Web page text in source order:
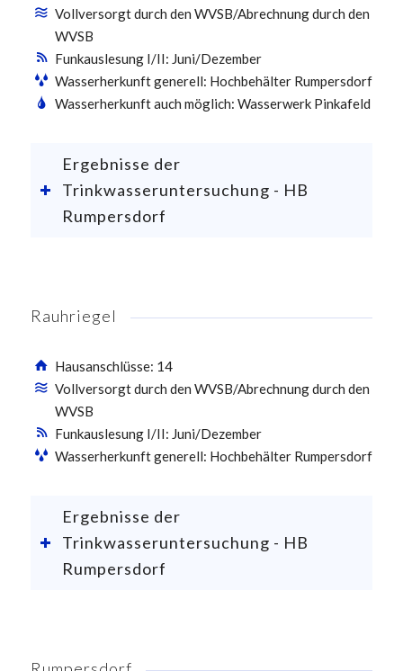
Vollversorgt durch den WVSB/Abrechnung durch den
WVSB
Funkauslesung I/II: Juni/Dezember
Wasserherkunft generell: Hochbehälter Rumpersdorf
Wasserherkunft auch möglich: Wasserwerk Pinkafeld
Ergebnisse der
Trinkwasseruntersuchung - HB
Rumpersdorf
Rauhriegel
Hausanschlüsse: 14
Vollversorgt durch den WVSB/Abrechnung durch den
WVSB
Funkauslesung I/II: Juni/Dezember
Wasserherkunft generell: Hochbehälter Rumpersdorf
Ergebnisse der
Trinkwasseruntersuchung - HB
Rumpersdorf